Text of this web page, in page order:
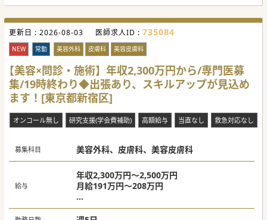
【職場環境と雰囲気】
■法人の代表者が「まずはお会いしてみたい」と積極的に面
談に同席されますので、「一度話を聞いてみたい」という先
生も気軽にお問い合わせください。
■「新たなチャレンジをしてみたい」「バリバリ働いて稼ぎ
たい」「メスを置いて外来でのご勤務をお考え」等、先生が
実現させたい働き方をお聞かせください。
■人々の暮らしの中に医療モールを設計することをコンセプ
トにされており、近隣にはスーパーや商業施設もございます
ので、昼食や勤務後のお買い物にも便利な立地です。マイカ
ー通勤も可能です。
【やりがい】
■人事業務や労務管理、経理や総務、プロモーション等の業
■先生1人ひとりに合わせ、オーダーメイドのプランを提案
することを得意とされておりますので、先生が実現させたい
（本求人に記載されている内容はあくまでも目安の情報で
す）
■院内レイアウトや導入設備、スタッフの手配等、先生のご
意向を反映させやすい環境です。先生のご意見を適宜ヒアリ
ングしながら開院準備を進められます。
更新日 : 2026-08-03 医師求人ID : 735084
NEW 常勤 美容外科 皮膚科 美容皮膚科
【美容×問診・施術】年収2,300万円から/専門医募
集/19時終わり◆出張あり、スキルアップが見込め
ます！[東京都新宿区]
オンコール無し 研究支援(学会費補助) 高額給与 当直なし 救急対応なし
募集科目 美容外科、皮膚科、美容皮膚科
給与
年収2,300万円～2,500万円
月給191万円～208万円
※形成外科もしくはその他外科系の専門医か